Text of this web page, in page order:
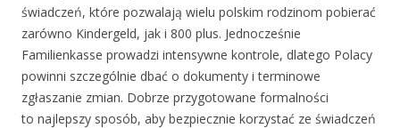
świadczeń, które pozwalają wielu polskim rodzinom pobierać
zarówno Kindergeld, jak i 800 plus. Jednocześnie
Familienkasse prowadzi intensywne kontrole, dlatego Polacy
powinni szczególnie dbać o dokumenty i terminowe
zgłaszanie zmian. Dobrze przygotowane formalności
to najlepszy sposób, aby bezpiecznie korzystać ze świadczeń